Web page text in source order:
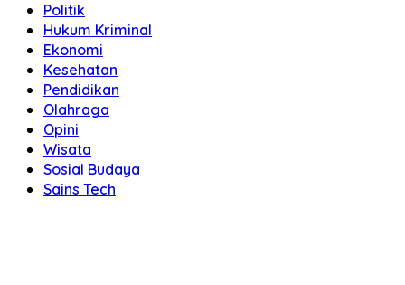
Politik
Hukum Kriminal
Ekonomi
Kesehatan
Pendidikan
Olahraga
Opini
Wisata
Sosial Budaya
Sains Tech